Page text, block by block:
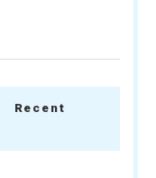
Recent